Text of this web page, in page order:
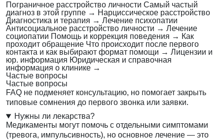
Пограничное расстройство личности Самый частый
диагноз в этой группе → Нарциссическое расстройство
Диагностика и терапия → Лечение психопатии
Антисоциальное расстройство личности → Лечение
социопатии Помощь и коррекция поведения → Как
проходит обращение Что происходит после первого
контакта и как выбирают формат помощи → Лицензии и
юр. информация Юридическая и справочная
информация о клинике →
Частые вопросы
Частые вопросы
FAQ не подменяет консультацию, но помогает закрыть
типовые сомнения до первого звонка или заявки.
Нужны ли лекарства?
Медикаменты могут помочь с отдельными симптомами
(тревога, импульсивность), но основное лечение — это